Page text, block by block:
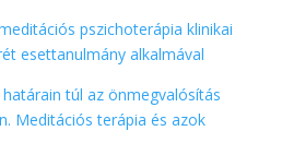
pszichoterápia klinikai
esettanulmány alkalmával
túl az önmegvalósítás
Meditációs terápia és azok